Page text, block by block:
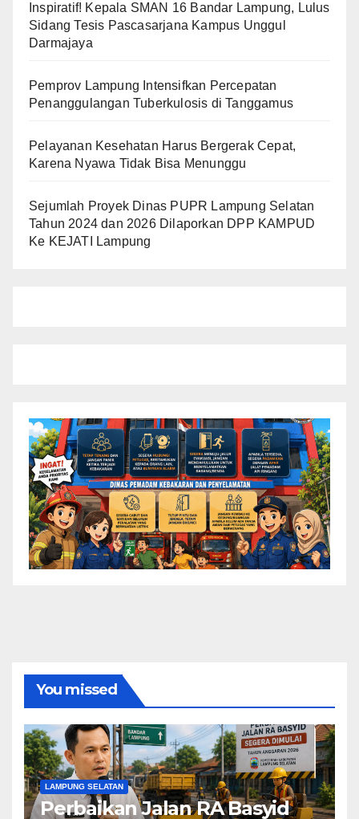
Inspiratif! Kepala SMAN 16 Bandar Lampung, Lulus
Sidang Tesis Pascasarjana Kampus Unggul
Darmajaya
Pemprov Lampung Intensifkan Percepatan
Penanggulangan Tuberkulosis di Tanggamus
Pelayanan Kesehatan Harus Bergerak Cepat,
Karena Nyawa Tidak Bisa Menunggu
Sejumlah Proyek Dinas PUPR Lampung Selatan
Tahun 2024 dan 2026 Dilaporkan DPP KAMPUD
Ke KEJATI Lampung
You missed
LAMPUNG SELATAN
Perbaikan Jalan RA Basyid